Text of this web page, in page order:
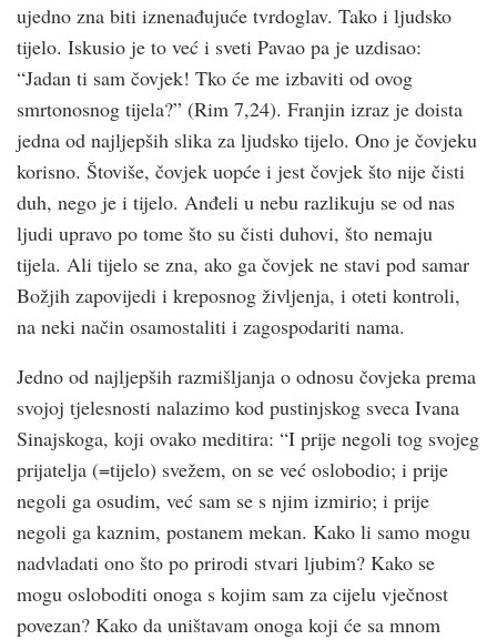
ujedno zna biti iznenađujuće tvrdoglav. Tako i ljudsko
tijelo. Iskusio je to već i sveti Pavao pa je uzdisao:
“Jadan ti sam čovjek! Tko će me izbaviti od ovog
smrtonosnog tijela?” (Rim 7,24). Franjin izraz je doista
jedna od najljepših slika za ljudsko tijelo. Ono je čovjeku
korisno. Štoviše, čovjek uopće i jest čovjek što nije čisti
duh, nego je i tijelo. Anđeli u nebu razlikuju se od nas
ljudi upravo po tome što su čisti duhovi, što nemaju
tijela. Ali tijelo se zna, ako ga čovjek ne stavi pod samar
Božjih zapovijedi i kreposnog življenja, i oteti kontroli,
na neki način osamostaliti i zagospodariti nama.
Jedno od najljepših razmišljanja o odnosu čovjeka prema
svojoj tjelesnosti nalazimo kod pustinjskog sveca Ivana
Sinajskoga, koji ovako meditira: “I prije negoli tog svojeg
prijatelja (=tijelo) svežem, on se već oslobodio; i prije
negoli ga osudim, već sam se s njim izmirio; i prije
negoli ga kaznim, postanem mekan. Kako li samo mogu
nadvladati ono što po prirodi stvari ljubim? Kako se
mogu osloboditi onoga s kojim sam za cijelu vječnost
povezan? Kako da uništavam onoga koji će sa mnom